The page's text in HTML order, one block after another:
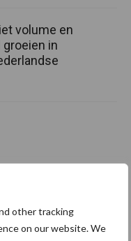
other tracking
on our website. We
volume en
in